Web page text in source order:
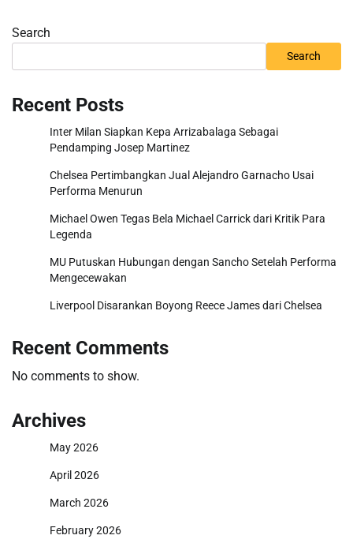
Search
Search
Recent Posts
Inter Milan Siapkan Kepa Arrizabalaga Sebagai
Pendamping Josep Martinez
Chelsea Pertimbangkan Jual Alejandro Garnacho Usai
Performa Menurun
Michael Owen Tegas Bela Michael Carrick dari Kritik Para
Legenda
MU Putuskan Hubungan dengan Sancho Setelah Performa
Mengecewakan
Liverpool Disarankan Boyong Reece James dari Chelsea
Recent Comments
No comments to show.
Archives
May 2026
April 2026
March 2026
February 2026